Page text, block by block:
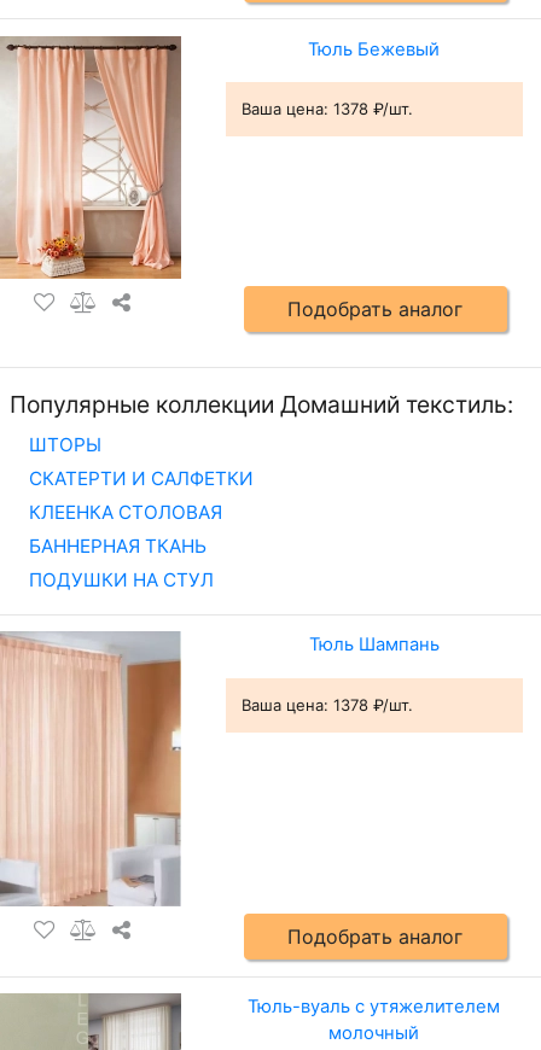
Тюль Бежевый
Ваша цена: 1378 ₽/шт.
Подобрать аналог
Популярные коллекции Домашний текстиль:
ШТОРЫ
СКАТЕРТИ И САЛФЕТКИ
КЛЕЕНКА СТОЛОВАЯ
БАННЕРНАЯ ТКАНЬ
ПОДУШКИ НА СТУЛ
Тюль Шампань
Ваша цена: 1378 ₽/шт.
Подобрать аналог
Тюль-вуаль с утяжелителем
молочный